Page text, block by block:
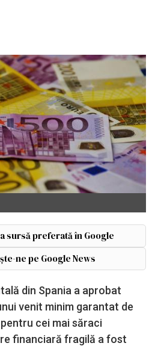
sursă preferată în Google
ne pe Google News
din Spania a aprobat
venit minim garantat de
cei mai săraci
financiară fragilă a fost